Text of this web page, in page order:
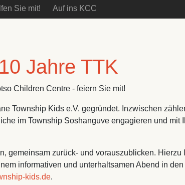
Sie mit! Auf ins KCC
Jahre TTK
Children Centre - feiern Sie mit!
Township Kids e.V. gegründet. Inzwischen
im Township Soshanguve engagieren und
gemeinsam zurück- und vorauszublicken.
informativen und unterhaltsamen Abend in
kids.de.